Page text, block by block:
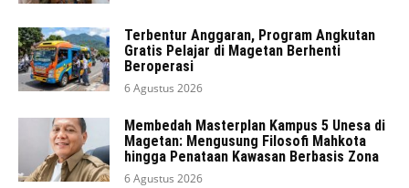
Terbentur Anggaran, Program Angkutan
Gratis Pelajar di Magetan Berhenti
Beroperasi
6 Agustus 2026
Membedah Masterplan Kampus 5 Unesa di
Magetan: Mengusung Filosofi Mahkota
hingga Penataan Kawasan Berbasis Zona
6 Agustus 2026